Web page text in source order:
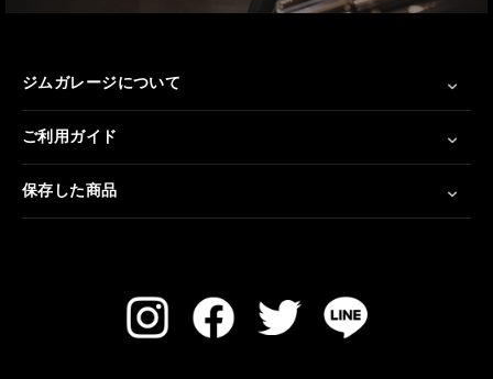
ジムガレージについて
ご利用ガイド
保存した商品